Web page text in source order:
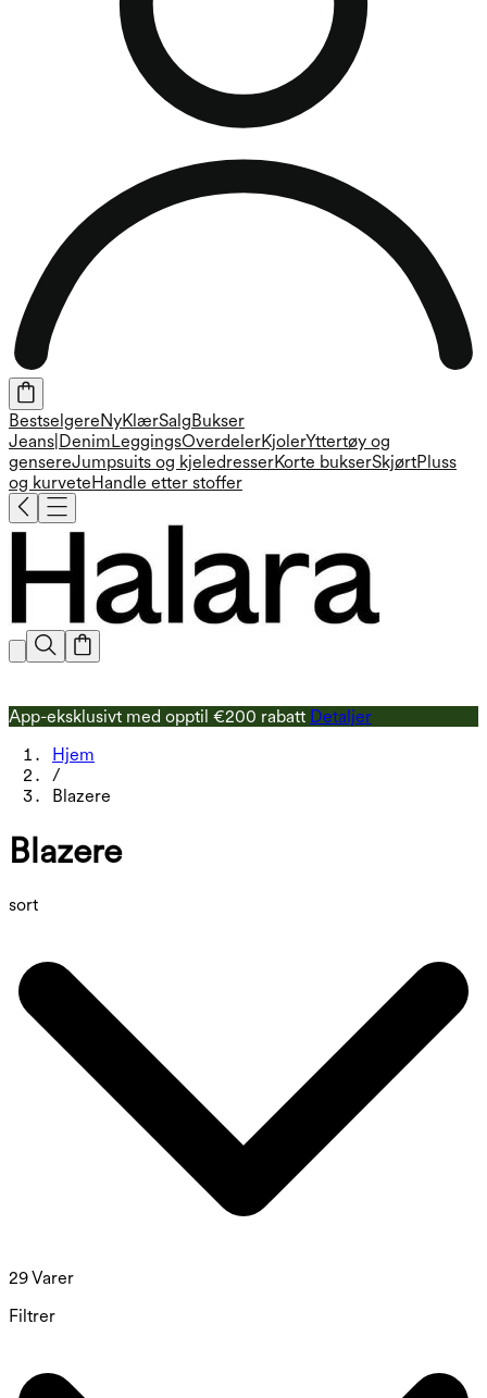
BestselgereNyKlærSalgBukser
Jeans|DenimLeggingsOverdelerKjolerYttertøy og
gensereJumpsuits og kjeledresserKorte bukserSkjørtPluss
og kurveteHandle etter stoffer
App-eksklusivt med opptil €200 rabatt Detaljer
Hjem
/
Blazere
Blazere
sort
29 Varer
Filtrer